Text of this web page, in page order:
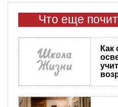
Что еще
Как